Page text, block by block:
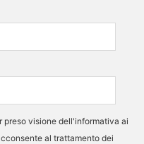
preso visione dell'informativa ai
al trattamento dei